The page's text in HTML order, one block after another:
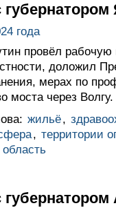
года
провёл рабочую
доложил
мерах по
моста через Волгу.
жильё,
, территории